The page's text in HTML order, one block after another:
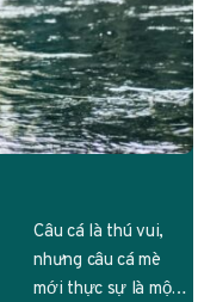
Câu cá là thú vui,
nhưng câu cá mè
mới thực sự là một